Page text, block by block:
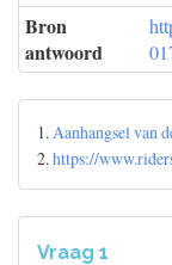
Bron
antwoord
1.Aanhangsel van
2.https://
Vraag 1